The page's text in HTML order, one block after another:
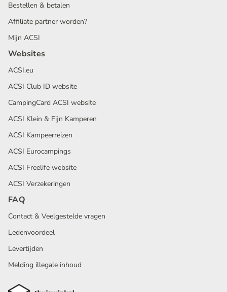
Bestellen & betalen
Affiliate partner worden?
Mijn ACSI
Websites
ACSI.eu
ACSI Club ID website
CampingCard ACSI website
ACSI Klein & Fijn Kamperen
ACSI Kampeerreizen
ACSI Eurocampings
ACSI Freelife website
ACSI Verzekeringen
FAQ
Contact & Veelgestelde vragen
Ledenvoordeel
Levertijden
Melding illegale inhoud